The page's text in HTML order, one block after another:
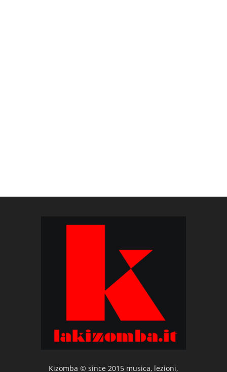
Kizomba © since 2015 musica, lezioni,